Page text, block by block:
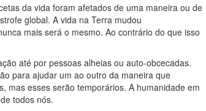
da vida foram afetados de uma maneira ou de
global. A vida na Terra mudou
mais será o mesmo. Ao contrário do que isso
até por pessoas alheias ou auto-obcecadas.
para ajudar um ao outro da maneira que
mas esses serão temporários. A humanidade em
todos nós.